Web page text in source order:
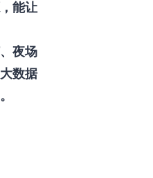
能让
夜场
数据